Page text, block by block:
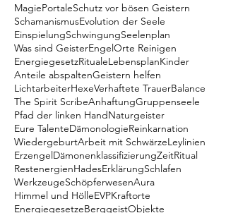
MagiePortaleSchutz vor bösen Geistern
SchamanismusEvolution der Seele
EinspielungSchwingungSeelenplan
Was sind GeisterEngelOrte Reinigen
EnergiegesetzRitualeLebensplanKinder
Anteile abspaltenGeistern helfen
LichtarbeiterHexeVerhaftete TrauerBalance
The Spirit ScribeAnhaftungGruppenseele
Pfad der linken HandNaturgeister
Eure TalenteDämonologieReinkarnation
WiedergeburtArbeit mit SchwärzeLeylinien
ErzengelDämonenklassifizierungZeitRitual
RestenergienHadesErklärungSchlafen
WerkzeugeSchöpferwesenAura
Himmel und HölleEVPKraftorte
EnergiegesetzeBerggeistObjekte